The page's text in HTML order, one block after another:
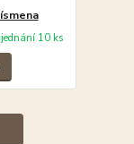
10 ks